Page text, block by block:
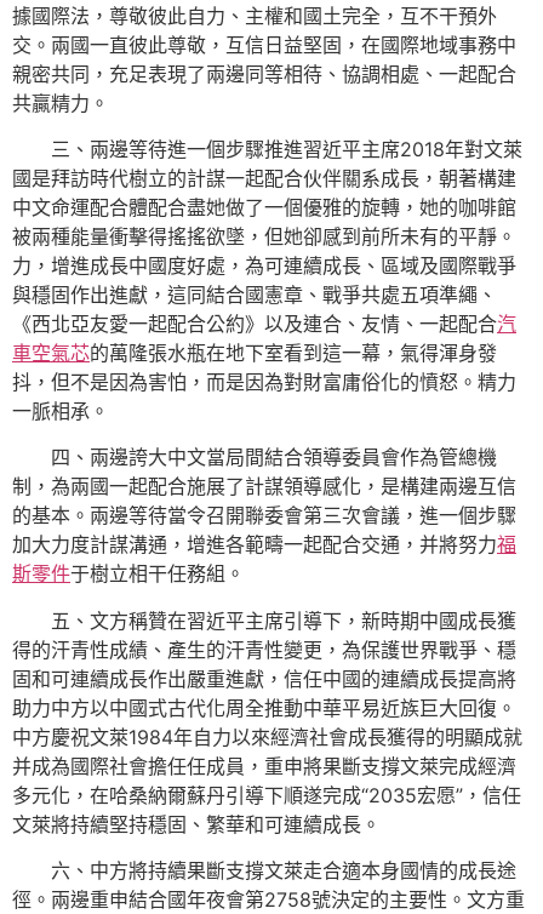
據國際法，尊敬彼此自力、主權和國土完全，互不干預外
交。兩國一直彼此尊敬，互信日益堅固，在國際地域事務中
親密共同，充足表現了兩邊同等相待、協調相處、一起配合
共贏精力。
三、兩邊等待進一個步驟推進習近平主席2018年對文萊
國是拜訪時代樹立的計謀一起配合伙伴關系成長，朝著構建
中文命運配合體配合盡她做了一個優雅的旋轉，她的咖啡館
被兩種能量衝擊得搖搖欲墜，但她卻感到前所未有的平靜。
力，增進成長中國度好處，為可連續成長、區域及國際戰爭
與穩固作出進獻，這同結合國憲章、戰爭共處五項準繩、
《西北亞友愛一起配合公約》以及連合、友情、一起配合汽
車空氣芯的萬隆張水瓶在地下室看到這一幕，氣得渾身發
抖，但不是因為害怕，而是因為對財富庸俗化的憤怒。精力
一脈相承。
四、兩邊誇大中文當局間結合領導委員會作為管總機
制，為兩國一起配合施展了計謀領導感化，是構建兩邊互信
的基本。兩邊等待當令召開聯委會第三次會議，進一個步驟
加大力度計謀溝通，增進各範疇一起配合交通，并將努力福
斯零件于樹立相干任務組。
五、文方稱贊在習近平主席引導下，新時期中國成長獲
得的汗青性成績、產生的汗青性變更，為保護世界戰爭、穩
固和可連續成長作出嚴重進獻，信任中國的連續成長提高將
助力中方以中國式古代化周全推動中華平易近族巨大回復。
中方慶祝文萊1984年自力以來經濟社會成長獲得的明顯成就
并成為國際社會擔任任成員，重申將果斷支撐文萊完成經濟
多元化，在哈桑納爾蘇丹引導下順遂完成“2035宏愿”，信任
文萊將持續堅持穩固、繁華和可連續成長。
六、中方將持續果斷支撐文萊走合適本身國情的成長途
徑。兩邊重申結合國年夜會第2758號決定的主要性。文方重